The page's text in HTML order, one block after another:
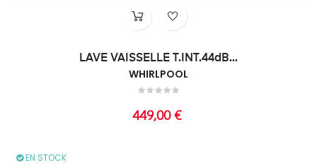
LAVE VAISSELLE T.INT.44dB...
WHIRLPOOL
Prix
449,00 €
EN STOCK